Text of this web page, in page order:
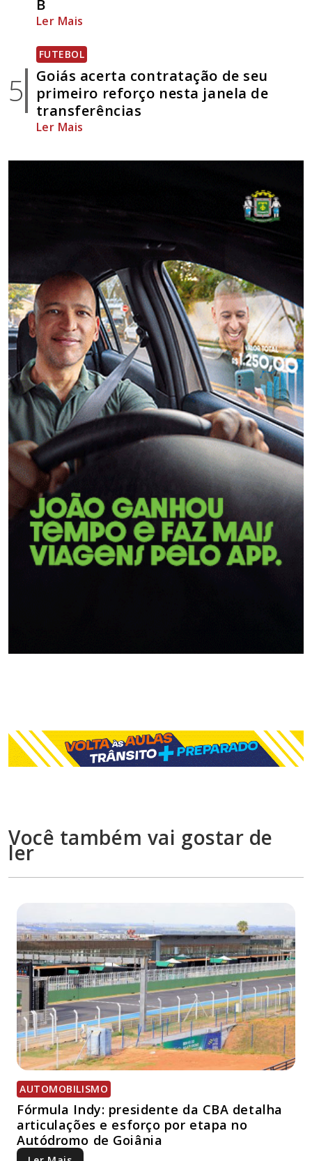
B
Ler Mais
5
FUTEBOL
Goiás acerta contratação de seu
primeiro reforço nesta janela de
transferências
Ler Mais
Você também vai gostar de
ler
AUTOMOBILISMO
Fórmula Indy: presidente da CBA detalha
articulações e esforço por etapa no
Autódromo de Goiânia